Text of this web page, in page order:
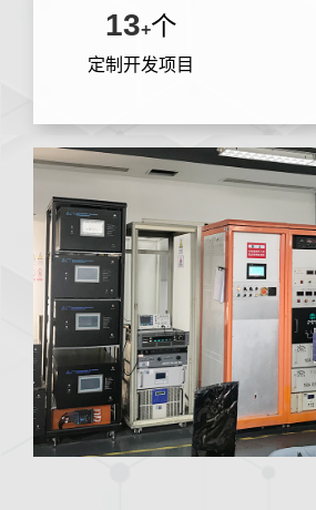
13+个
定制开发项目